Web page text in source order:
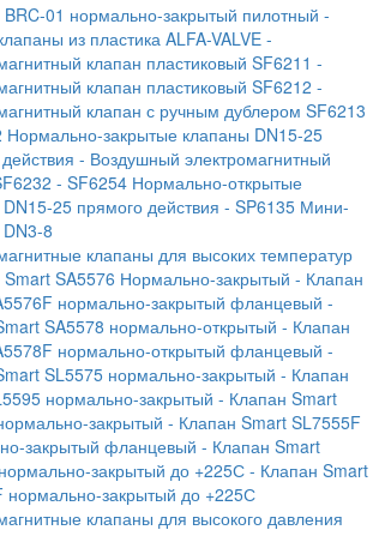
01 нормально-закрытый пилотный -
из пластика ALFA-VALVE -
клапан пластиковый SF6211 -
клапан пластиковый SF6212 -
клапан с ручным дублером SF6213
Нормально-закрытые клапаны DN15-25
- Воздушный электромагнитный
- SF6254 Нормально-открытые
25 прямого действия - SP6135 Мини-
8
клапаны для высоких температур
SA5576 Нормально-закрытый - Клапан
нормально-закрытый фланцевый -
SA5578 нормально-открытый - Клапан
нормально-открытый фланцевый -
SL5575 нормально-закрытый - Клапан
нормально-закрытый - Клапан Smart
закрытый - Клапан Smart SL7555F
закрытый фланцевый - Клапан Smart
закрытый до +225С - Клапан Smart
нормально-закрытый до +225С
клапаны для высокого давления